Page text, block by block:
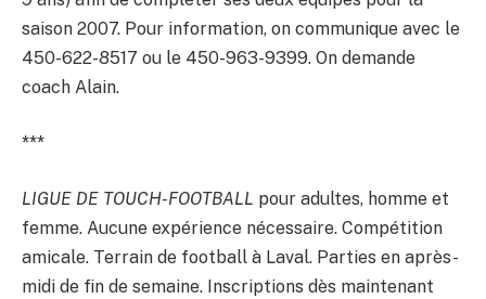
saison 2007. Pour information, on communique avec le
450-622-8517 ou le 450-963-9399. On demande
coach Alain.
***
LIGUE DE TOUCH-FOOTBALL pour adultes, homme et
femme. Aucune expérience nécessaire. Compétition
amicale. Terrain de football à Laval. Parties en après-
midi de fin de semaine. Inscriptions dès maintenant